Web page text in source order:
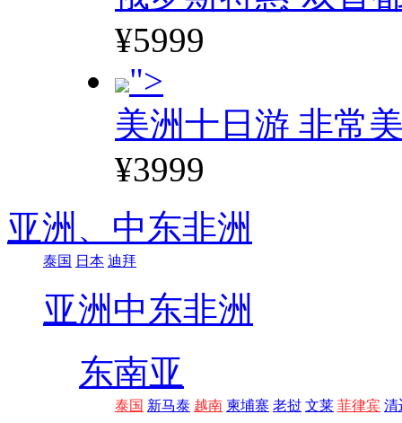
¥5999
">
美洲十日游 非常
¥3999
亚洲、 中东非洲
泰国 日本 迪拜
亚洲 中东非洲
东南亚
泰国 新马泰 越南 柬埔寨 老挝 文莱 菲律宾 清